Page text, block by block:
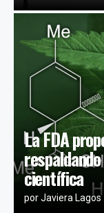
La FDA
científica
porJaviera Lagos